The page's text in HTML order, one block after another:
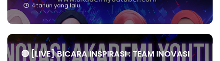
4 tahun yang lalu
🔴 [LIVE] BICARA INSPIRASI : TEAM INOVASI